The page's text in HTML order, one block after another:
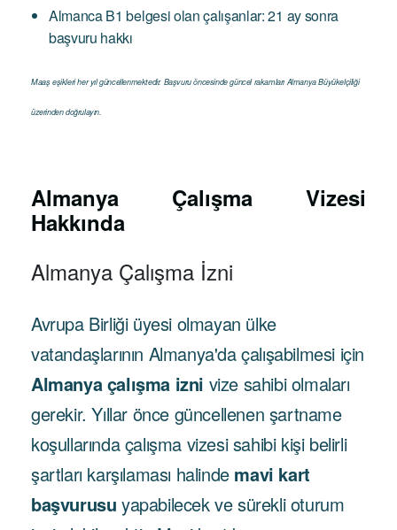
Almanca B1 belgesi olan çalışanlar: 21 ay sonra
başvuru hakkı
Maaş eşikleri her yıl güncellenmektedir. Başvuru öncesinde güncel rakamları Almanya Büyükelçiliği
üzerinden doğrulayın.
Almanya Çalışma Vizesi
Hakkında
Almanya Çalışma İzni
Avrupa Birliği üyesi olmayan ülke
vatandaşlarının Almanya'da çalışabilmesi için
Almanya çalışma izni vize sahibiolmaları
gerekir. Yıllar önce güncellenen şartname
koşullarında çalışma vizesi sahibi kişi belirli
şartları karşılaması halinde mavi kart
başvurusu yapabilecek ve sürekli oturum